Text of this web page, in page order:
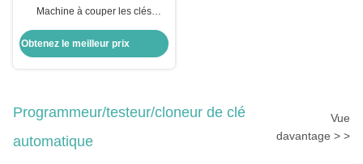
Machine à couper les clés
Obtenez le meilleur prix
Programmeur/testeur/cloneur de clé
automatique
Vue
davantage > >